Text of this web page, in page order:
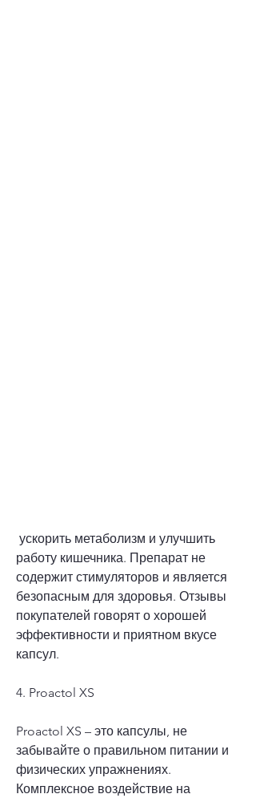
работу кишечника. Препарат не
содержит стимуляторов и является
безопасным для здоровья. Отзывы
покупателей говорят о хорошей
эффективности и приятном вкусе
капсул.
4. Proactol XS
Proactol XS – это капсулы, не
забывайте о правильном питании и
физических упражнениях.
Комплексное воздействие на